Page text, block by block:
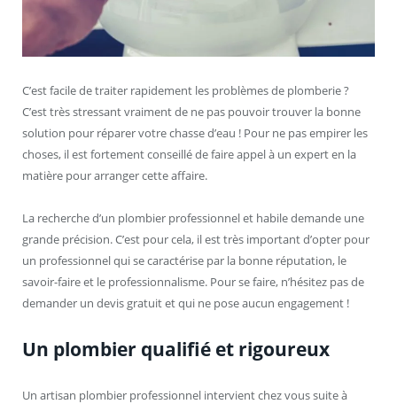
C’est facile de traiter rapidement les problèmes de plomberie ?
C’est très stressant vraiment de ne pas pouvoir trouver la bonne
solution pour réparer votre chasse d’eau ! Pour ne pas empirer les
choses, il est fortement conseillé de faire appel à un expert en la
matière pour arranger cette affaire.
La recherche d’un plombier professionnel et habile demande une
grande précision. C’est pour cela, il est très important d’opter pour
un professionnel qui se caractérise par la bonne réputation, le
savoir-faire et le professionnalisme. Pour se faire, n’hésitez pas de
demander un devis gratuit et qui ne pose aucun engagement !
Un plombier qualifié et rigoureux
Un artisan plombier professionnel intervient chez vous suite à